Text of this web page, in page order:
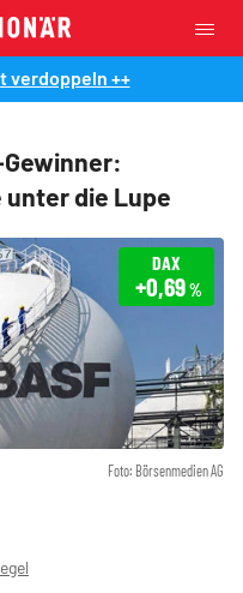
verdoppeln ++
Gewinner:
die Lupe
Foto: Börsenmedien AG
DAX
+0,69%